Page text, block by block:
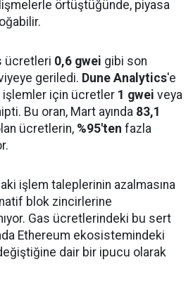
örtüştüğünde, piyasa
ücretleri 0,6 gwei gibi son
geriledi. Dune Analytics'e
işlemler için ücretler 1 gwei veya
Bu oran, Mart ayında 83,1
ücretlerin, %95'ten fazla
işlem taleplerinin azalmasına
blok zincirlerine
Gas ücretlerindeki bu sert
Ethereum ekosistemindeki
dair bir ipucu olarak